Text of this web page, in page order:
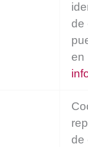
de
en
de